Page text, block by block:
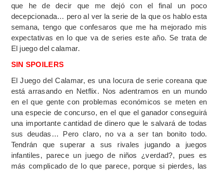
que he de decir que me dejó con el final un poco
decepcionada… pero al ver la serie de la que os hablo esta
semana, tengo que confesaros que me ha mejorado mis
expectativas en lo que va de series este año. Se trata de
El juego del calamar.
SIN SPOILERS
El Juego del Calamar, es una locura de serie coreana que
está arrasando en Netflix. Nos adentramos en un mundo
en el que gente con problemas económicos se meten en
una especie de concurso, en el que el ganador conseguirá
una importante cantidad de dinero que le salvará de todas
sus deudas… Pero claro, no va a ser tan bonito todo.
Tendrán que superar a sus rivales jugando a juegos
infantiles, parece un juego de niños ¿verdad?, pues es
más complicado de lo que parece, porque si pierdes, las